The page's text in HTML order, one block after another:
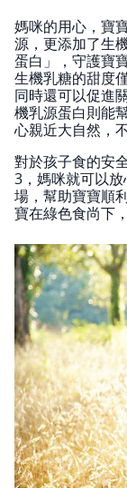
媽咪的用心，寶
源，更添加了生
蛋白」，守護寶
生機乳糖的甜度
同時還可以促進
機乳源蛋白則能
心親近大自然，
對於孩子食的安
3，媽咪就可以
場，幫助寶寶順
寶在綠色食尚下